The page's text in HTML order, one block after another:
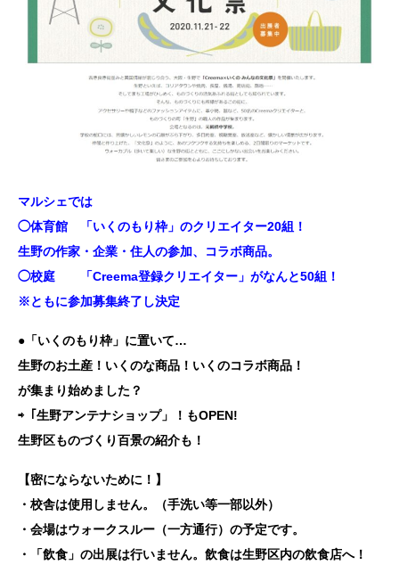
マルシェでは
◯体育館 「いくのもり枠」のクリエイター20組！
生野の作家・企業・住人の参加、コラボ商品。
◯校庭 「Creema登録クリエイター」がなんと50組！
※ともに参加募集終了し決定
●「いくのもり枠」に置いて…
生野のお土産！いくのな商品！いくのコラボ商品！
が集まり始めました？
⇨「生野アンテナショップ」！もOPEN!
生野区ものづくり百景の紹介も！
【密にならないために！】
・校舎は使用しません。（手洗い等一部以外）
・会場はウォークスルー（一方通行）の予定です。
・「飲食」の出展は行いません。飲食は生野区内の飲食店へ！